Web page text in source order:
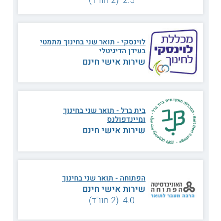
ומפתחי תכניות לימוד ולהשתלב במחקר בתחום ההוראה.
תכנית הלימודים
הסטודנטים בתכנית זו דנים במטרות החינוך ובפרט בישראל של
היום. הם בוחנים תהליכים חינוכיים ושיטות הוראה וחוקרים כיצד
אנשים לומדים ורוכשים ידע. כמו כן, הם מתמקדים בתהליכים
לשינוי חינוכי ובדרכים לקידום שינוי כזה בבתי ספר. נוסף על כך,
הם עוסקים במחקר פדגוגי ובמחקר שמתמקד בעשייה חינוכית
ולומדים כיצד לקדם אותו מבחינה אקדמית כדי שיהיה רלבנטי
לקבלת החלטות ולעיצוב דפוסים בשדה החינוכי בימינו.
מתכונת הלימוד
היקף התכנית הוא כשנתיים. ניתן ללמוד במסלול מחקרי (עם תזה)
או במסלול יישומי ללא תזה. הסטודנטים במסלול המחקרי
משתתפים במחקר עצמאי לכתיבת עבודת המחקר וכן לוקחים
נושאי הלימוד
בין הנושאים שנידונים במסגרת ההתמחות נכללים:
לוינסקי - תואר שני בחינוך מתמטי
בעידן הדיגיטלי
שירות אישי חינם
בית ברל - תואר שני בחינוך
ומיינדפולנס
שירות אישי חינם
הפתוחה - תואר שני בחינוך
שירות אישי חינם
4.0 (2 חוו"ד)